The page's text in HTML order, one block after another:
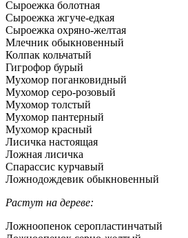
Сыроежка болотная
Сыроежка жгуче-едкая
Сыроежка охряно-желтая
Млечник обыкновенный
Колпак кольчатый
Гигрофор бурый
Мухомор поганковидный
Мухомор серо-розовый
Мухомор толстый
Мухомор пантерный
Мухомор красный
Лисичка настоящая
Ложная лисичка
Спарассис курчавый
Ложнодождевик обыкновенный
Растут на дереве:
Ложноопенок серопластинчатый